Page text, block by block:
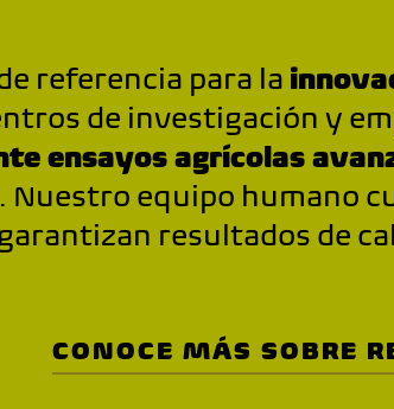
referencia para la
de investigación y
ensayos agrícolas
equipo humano
resultados de
CONOCE MÁS SOBRE